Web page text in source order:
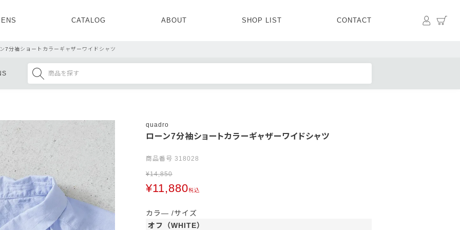
MENS ALL
TOPS OUTER BOTTOMS
WOMENS ALL
TOPS OUTER PANTS SKIRT
CATALOG ABOUT
CONCEPT NEWS
SHOP LIST CONTACT マイペ
7分袖ショートカラーギャザーワイドシャツ
quadro
ローン7分袖ショートカラーギャザーワイドシャツ
商品番号 318028
¥14,850
¥11,880税込
カラ―
サイズ
オフ（WHITE）